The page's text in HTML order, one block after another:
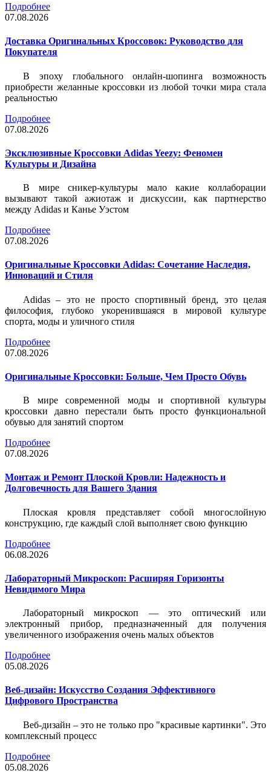
Подробнее
07.08.2026
Доставка Оригинальных Кроссовок: Руководство для
Покупателя
В эпоху глобального онлайн-шопинга возможность
приобрести желанные кроссовки из любой точки мира стала
реальностью
Подробнее
07.08.2026
Эксклюзивные Кроссовки Adidas Yeezy: Феномен
Культуры и Дизайна
В мире сникер-культуры мало какие коллаборации
вызывают такой ажиотаж и дискуссии, как партнерство
между Adidas и Канье Уэстом
Подробнее
07.08.2026
Оригинальные Кроссовки Adidas: Сочетание Наследия,
Инноваций и Стиля
Adidas – это не просто спортивный бренд, это целая
философия, глубоко укоренившаяся в мировой культуре
спорта, моды и уличного стиля
Подробнее
07.08.2026
Оригинальные Кроссовки: Больше, Чем Просто Обувь
В мире современной моды и спортивной культуры
кроссовки давно перестали быть просто функциональной
обувью для занятий спортом
Подробнее
07.08.2026
Монтаж и Ремонт Плоской Кровли: Надежность и
Долговечность для Вашего Здания
Плоская кровля представляет собой многослойную
конструкцию, где каждый слой выполняет свою функцию
Подробнее
06.08.2026
Лабораторный Микроскоп: Расширяя Горизонты
Невидимого Мира
Лабораторный микроскоп — это оптический или
электронный прибор, предназначенный для получения
увеличенного изображения очень малых объектов
Подробнее
05.08.2026
Веб-дизайн: Искусство Создания Эффективного
Цифрового Пространства
Веб-дизайн – это не только про "красивые картинки". Это
комплексный процесс
Подробнее
05.08.2026